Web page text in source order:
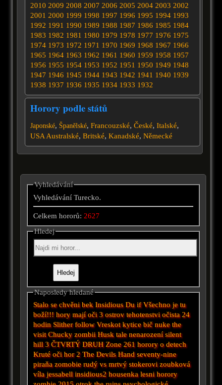
2010 2009 2008 2007 2006 2005 2004 2003 2002
2001 2000 1999 1998 1997 1996 1995 1994 1993
1992 1991 1990 1989 1988 1987 1986 1985 1984
1983 1982 1981 1980 1979 1978 1977 1976 1975
1974 1973 1972 1971 1970 1969 1968 1967 1966
1965 1964 1963 1962 1961 1960 1959 1958 1957
1956 1955 1954 1953 1952 1951 1950 1949 1948
1947 1946 1945 1944 1943 1942 1941 1940 1939
1938 1937 1936 1935 1934 1933 1932
Horory podle států
Japonské, Španělské, Francouzské, České, Italské,
USA Australské, Britské, Kanadské, Německé
Vyhledávání
Vyhledávání Turecko.
Celkem hororů: 2627
Hledej
Naposledy hledané
Stalo se chvěni bek Insidious Du if Všechno je tu
boží!!!hory mají oči 3 ostrov tehotenstvi očista 24
hodin Slither follow Vreskot kytice bič nuke the
visit Chucky zombii Husk tale nenarození silent
hill 3 ČTVRTÝ DRUH Zone 261 horory o detech
Kruté oči hor 2 The Devils Hand seventy-nine
piraňa zomobie rudý vs mrtvý stokerovi zoubková
víla jessabell insidious2 housenka lesni horory